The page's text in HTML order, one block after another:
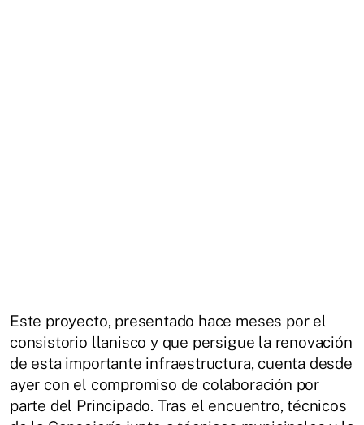
Este proyecto, presentado hace meses por el
consistorio llanisco y que persigue la renovación
de esta importante infraestructura, cuenta desde
ayer con el compromiso de colaboración por
parte del Principado. Tras el encuentro, técnicos